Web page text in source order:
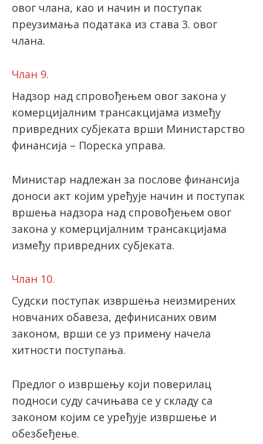
овог члана, као и начин и поступак
преузимања података из става 3. овог
члана.
Члан 9.
Надзор над спровођењем овог закона у
комерцијалним трансакцијама између
привредних субјеката врши Министарство
финансија – Пореска управа.
Министар надлежан за послове финансија
доноси акт којим уређује начин и поступак
вршења надзора над спровођењем овог
закона у комерцијалним трансакцијама
између привредних субјеката.
Члан 10.
Судски поступак извршења неизмирених
новчаних обавеза, дефинисаних овим
законом, врши се уз примену начела
хитности поступања.
Предлог о извршењу који поверилац
подноси суду сачињава се у складу са
законом којим се уређује извршење и
обезбеђење.